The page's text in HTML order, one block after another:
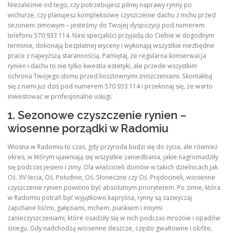
Niezależnie od tego, czy potrzebujesz pilnej naprawy rynny po
wichurze, czy planujesz kompleksowe czyszczenie dachu z mchu przed
sezonem zimowym – jesteśmy do Twojej dyspozycji pod numerem
telefonu 570 933 114. Nasi specjaliści przyjadą do Ciebie w dogodnym
terminie, dokonają bezpłatnej wyceny i wykonają wszystkie niezbędne
prace z najwyższą starannością. Pamiętaj, że regularna konserwacja
rynien i dachu to nie tylko kwestia estetyki, ale przede wszystkim
ochrona Twojego domu przed kosztownymi zniszczeniami. Skontaktuj
się z nami już dziś pod numerem 570 933 114 i przekonaj się, że warto
inwestować w profesjonalne usługi.
1. Sezonowe czyszczenie rynien –
wiosenne porządki w Radomiu
Wiosna w Radomiu to czas, gdy przyroda budzi się do życia, ale również
okres, w którym ujawniają się wszystkie zaniedbania, jakie nagromadziły
się podczas jesieni i zimy. Dla właścicieli domów w takich dzielnicach jak
Oś. XV-lecia, Oś. Południe, Oś. Słoneczne czy Oś. Prędocinek, wiosenne
czyszczenie rynien powinno być absolutnym priorytetem. Po zimie, która
w Radomiu potrafi być wyjątkowo kapryśna, rynny są zazwyczaj
zapchane liśćmi, gałęziami, mchem, piaskiem i innymi
zanieczyszczeniami, które osadziły się w nich podczas mrozów i opadów
śniegu. Gdy nadchodzą wiosenne deszcze, często gwałtowne i obfite,